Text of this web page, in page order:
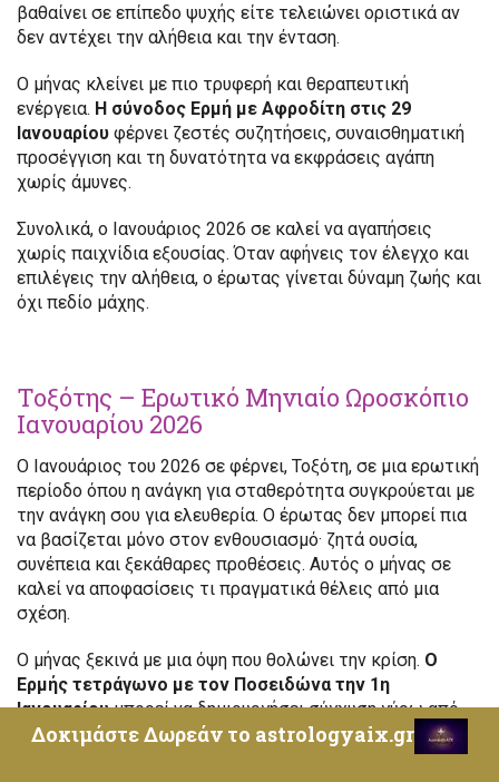
βαθαίνει σε επίπεδο ψυχής είτε τελειώνει οριστικά αν
δεν αντέχει την αλήθεια και την ένταση.
Ο μήνας κλείνει με πιο τρυφερή και θεραπευτική
ενέργεια. Η σύνοδος Ερμή με Αφροδίτη στις 29
Ιανουαρίου φέρνει ζεστές συζητήσεις, συναισθηματική
προσέγγιση και τη δυνατότητα να εκφράσεις αγάπη
χωρίς άμυνες.
Συνολικά, ο Ιανουάριος 2026 σε καλεί να αγαπήσεις
χωρίς παιχνίδια εξουσίας. Όταν αφήνεις τον έλεγχο και
επιλέγεις την αλήθεια, ο έρωτας γίνεται δύναμη ζωής και
όχι πεδίο μάχης.
Τοξότης – Ερωτικό Μηνιαίο Ωροσκόπιο
Ιανουαρίου 2026
Ο Ιανουάριος του 2026 σε φέρνει, Τοξότη, σε μια ερωτική
περίοδο όπου η ανάγκη για σταθερότητα συγκρούεται με
την ανάγκη σου για ελευθερία. Ο έρωτας δεν μπορεί πια
να βασίζεται μόνο στον ενθουσιασμό· ζητά ουσία,
συνέπεια και ξεκάθαρες προθέσεις. Αυτός ο μήνας σε
καλεί να αποφασίσεις τι πραγματικά θέλεις από μια
σχέση.
Ο μήνας ξεκινά με μια όψη που θολώνει την κρίση. Ο
Ερμής τετράγωνο με τον Ποσειδώνα την 1η
Ιανουαρίουμπορεί να δημιουργήσει σύγχυση γύρω από
οικογενειακά ζητήματα ή συναισθηματικές ανάγκες που
δεν εκφράζονται καθαρά. Αν κάτι σε ενοχλεί, μην το
Δοκιμάστε Δωρεάν το astrologyaix.gr